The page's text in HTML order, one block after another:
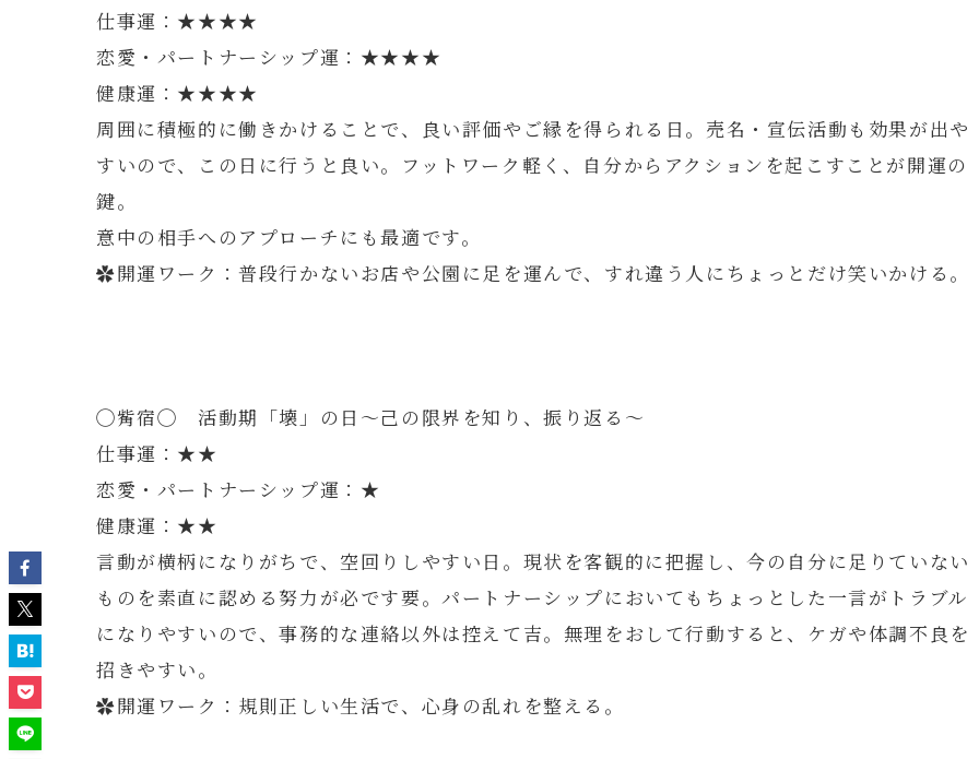
仕事運：★★★★
恋愛・パートナーシップ運：★★★★
健康運：★★★★
周囲に積極的に働きかけることで、良い評価やご縁を得られる日。売名・宣伝活動も効果が出や
すいので、この日に行うと良い。フットワーク軽く、自分からアクションを起こすことが開運の
鍵。
意中の相手へのアプローチにも最適です。
✿開運ワーク：普段行かないお店や公園に足を運んで、すれ違う人にちょっとだけ笑いかける。
◯觜宿◯ 活動期「壊」の日～己の限界を知り、振り返る～
仕事運：★★
恋愛・パートナーシップ運：★
健康運：★★
言動が横柄になりがちで、空回りしやすい日。現状を客観的に把握し、今の自分に足りていない
ものを素直に認める努力が必です要。パートナーシップにおいてもちょっとした一言がトラブル
になりやすいので、事務的な連絡以外は控えて吉。無理をおして行動すると、ケガや体調不良を
招きやすい。
✿開運ワーク：規則正しい生活で、心身の乱れを整える。